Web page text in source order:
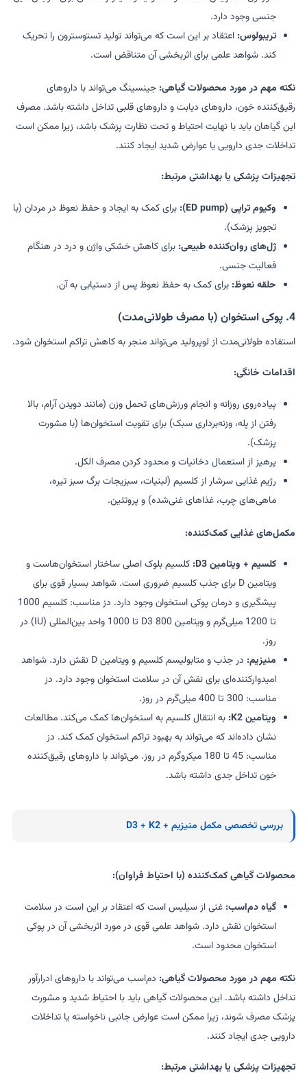
جنسی وجود دارد.
تریبولوس: اعتقاد بر این است که می‌تواند تولید تستوسترون را تحریک
کند. شواهد علمی برای اثربخشی آن متناقض است.
نکته مهم در مورد محصولات گیاهی: جینسینگ می‌تواند با داروهای
رقیق‌کننده خون، داروهای دیابت و داروهای قلبی تداخل داشته باشد. مصرف
این گیاهان باید با نهایت احتیاط و تحت نظارت پزشک باشد، زیرا ممکن است
تداخلات جدی دارویی یا عوارض شدید ایجاد کنند.
تجهیزات پزشکی یا بهداشتی مرتبط:
وکیوم تراپی (ED pump):
برای کمک به ایجاد و حفظ نعوظ در مردان (با
تجویز پزشک).
ژل‌های روان‌کننده طبیعی: برای کاهش خشکی واژن و درد در هنگام
فعالیت جنسی.
حلقه نعوظ: برای کمک به حفظ نعوظ پس از دستیابی به آن.
4. پوکی استخوان (با مصرف طولانی‌مدت)
استفاده طولانی‌مدت از لوپرولید می‌تواند منجر به کاهش تراکم استخوان شود.
اقدامات خانگی:
پیاده‌روی روزانه و انجام ورزش‌های تحمل وزن (مانند دویدن آرام، بالا
رفتن از پله، وزنه‌برداری سبک) برای تقویت استخوان‌ها (با مشورت
پزشک).
پرهیز از استعمال دخانیات و محدود کردن مصرف الکل.
رژیم غذایی سرشار از کلسیم (لبنیات، سبزیجات برگ سبز تیره،
ماهی‌های چرب، غذاهای غنی‌شده) و پروتئین.
مکمل‌های غذایی کمک‌کننده:
کلسیم + ویتامین D3:
کلسیم بلوک اصلی ساختار استخوان‌هاست و
ویتامین D برای جذب کلسیم ضروری است. شواهد بسیار قوی برای
پیشگیری و درمان پوکی استخوان وجود دارد. دز مناسب: کلسیم 1000
تا 1200 میلی‌گرم و ویتامین D3 800 تا 1000 واحد بین‌المللی (IU) در
روز.
منیزیم:
در جذب و متابولیسم کلسیم و ویتامین D نقش دارد. شواهد
امیدوارکننده‌ای برای نقش آن در سلامت استخوان وجود دارد. دز
مناسب: 300 تا 400 میلی‌گرم در روز.
ویتامین K2:
به انتقال کلسیم به استخوان‌ها کمک می‌کند. مطالعات
نشان داده‌اند که می‌تواند به بهبود تراکم استخوان کمک کند. دز
مناسب: 45 تا 180 میکروگرم در روز. می‌تواند با داروهای رقیق‌کننده
خون تداخل جدی داشته باشد.
بررسی تخصصی مکمل منیزیم + D3 + K2
محصولات گیاهی کمک‌کننده (با احتیاط فراوان):
گیاه دم‌اسب: غنی از سیلیس است که اعتقاد بر این است در سلامت
استخوان نقش دارد. شواهد علمی قوی در مورد اثربخشی آن در پوکی
استخوان محدود است.
نکته مهم در مورد محصولات گیاهی: دم‌اسب می‌تواند با داروهای ادرارآور
تداخل داشته باشد. این محصولات گیاهی باید با احتیاط شدید و مشورت
پزشک مصرف شوند، زیرا ممکن است عوارض جانبی ناخواسته یا تداخلات
دارویی جدی ایجاد کنند.
تجهیزات پزشکی یا بهداشتی مرتبط: